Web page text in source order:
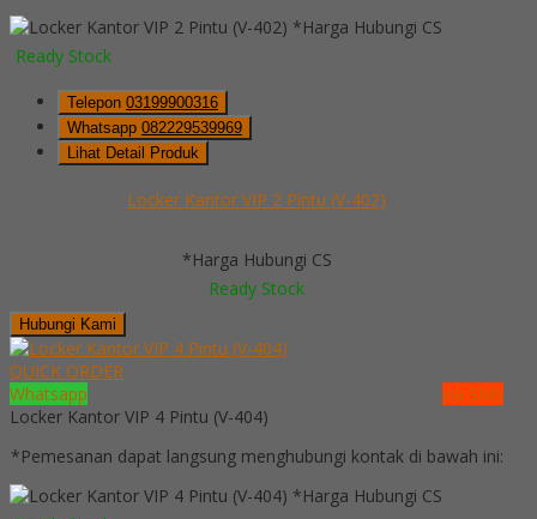
*Harga Hubungi CS
Ready Stock
Telepon 03199900316
Whatsapp 082229539969
Lihat Detail Produk
Locker Kantor VIP 2 Pintu (V-402)
*Harga Hubungi CS
Ready Stock
Hubungi Kami
QUICK ORDER
Whatsapp
via SMS
Locker Kantor VIP 4 Pintu (V-404)
*Pemesanan dapat langsung menghubungi kontak di bawah ini:
*Harga Hubungi CS